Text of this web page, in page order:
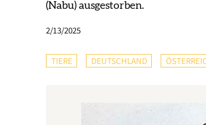
(Nabu) ausgestorben.
2/13/2025
TIERE DEUTSCHLAND